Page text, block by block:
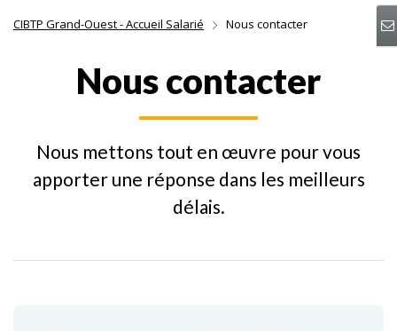
CIBTP Grand-Ouest - Accueil Salarié Nous contacter
Nous contacter
Nous mettons tout en œuvre pour vous
apporter une réponse dans les meilleurs
délais.